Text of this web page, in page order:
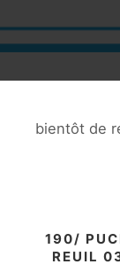
bientôt de
190/
REUIL